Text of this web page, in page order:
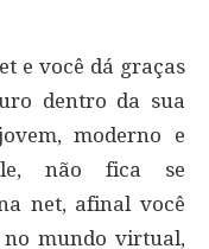
e você dá graças
dentro da sua
moderno e
não fica se
net, afinal você
no mundo virtual,